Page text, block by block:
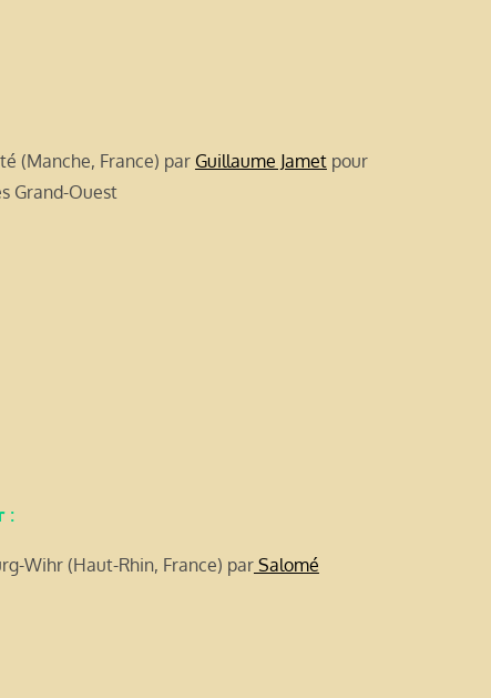
(Manche, France) par Guillaume Jametpour
Grand-Ouest
:
Wihr (Haut-Rhin, France) parSalomé